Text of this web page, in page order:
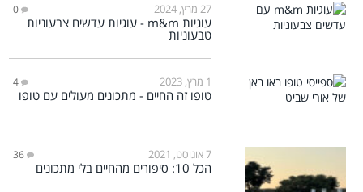
27 מרץ, 2024 0
עוגיות m&m - עוגיות עדשים צבעוניות
טבעוניות
1 מרץ, 2023 4
טופו זה החיים - מתכונים מעולים עם טופו
7 אוגוסט, 2021 36
הכל 10: סיפורים מהחיים בלי מתכונים